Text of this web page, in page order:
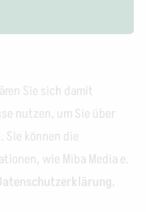
Sie sich damit
nutzen, um Sie über
Sie können die
wie Miba Media e.